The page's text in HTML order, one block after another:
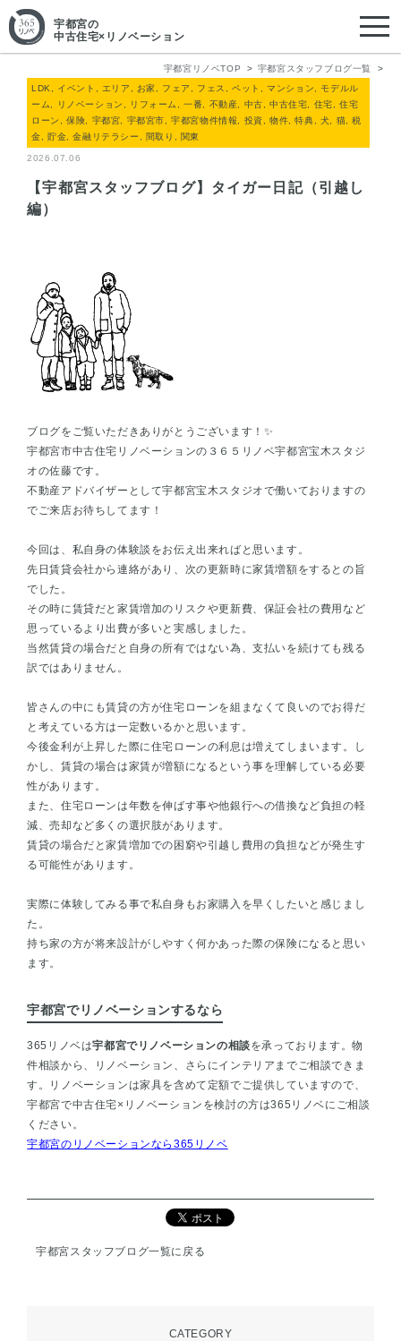
宇都宮の
中古住宅×リノベーション
宇都宮リノベTOP
宇都宮スタッフブログ一覧
LDK, イベント, エリア, お家, フェア, フェス, ペット, マンション, モデルル
ーム, リノベーション, リフォーム, 一番, 不動産, 中古, 中古住宅, 住宅, 住宅
ローン, 保険, 宇都宮, 宇都宮市, 宇都宮物件情報, 投資, 物件, 特典, 犬, 猫, 税
金, 貯金, 金融リテラシー, 間取り, 関東
2026.07.06
【宇都宮スタッフブログ】タイガー日記（引越し
編）
ブログをご覧いただきありがとうございます！✨
宇都宮市中古住宅リノベーションの３６５リノベ宇都宮宝木スタジ
オの佐藤です。
不動産アドバイザーとして宇都宮宝木スタジオで働いておりますの
でご来店お待ちしてます！
今回は、私自身の体験談をお伝え出来ればと思います。
先日賃貸会社から連絡があり、次の更新時に家賃増額をするとの旨
でした。
その時に賃貸だと家賃増加のリスクや更新費、保証会社の費用など
思っているより出費が多いと実感しました。
当然賃貸の場合だと自身の所有ではない為、支払いを続けても残る
訳ではありません。
皆さんの中にも賃貸の方が住宅ローンを組まなくて良いのでお得だ
と考えている方は一定数いるかと思います。
今後金利が上昇した際に住宅ローンの利息は増えてしまいます。し
かし、賃貸の場合は家賃が増額になるという事を理解している必要
性があります。
また、住宅ローンは年数を伸ばす事や他銀行への借換など負担の軽
減、売却など多くの選択肢があります。
賃貸の場合だと家賃増加での困窮や引越し費用の負担などが発生す
る可能性があります。
実際に体験してみる事で私自身もお家購入を早くしたいと感じまし
た。
持ち家の方が将来設計がしやすく何かあった際の保険になると思い
ます。
宇都宮でリノベーションするなら
365リノベは宇都宮でリノベーションの相談を承っております。物
件相談から、リノベーション、さらにインテリアまでご相談できま
す。リノベーションは家具を含めて定額でご提供していますので、
宇都宮で中古住宅×リノベーションを検討の方は365リノベにご相談
ください。
宇都宮のリノベーションなら365リノベ
宇都宮スタッフブログ一覧に戻る
CATEGORY